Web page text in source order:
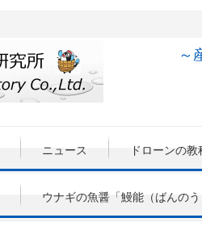
～
ニュース ドローンの教
ウナギの魚醤「鰻能（ばんの